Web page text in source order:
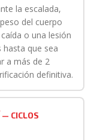
la escalada,
del cuerpo
o una lesión
hasta que sea
a más de 2
definitiva.
CICLOS